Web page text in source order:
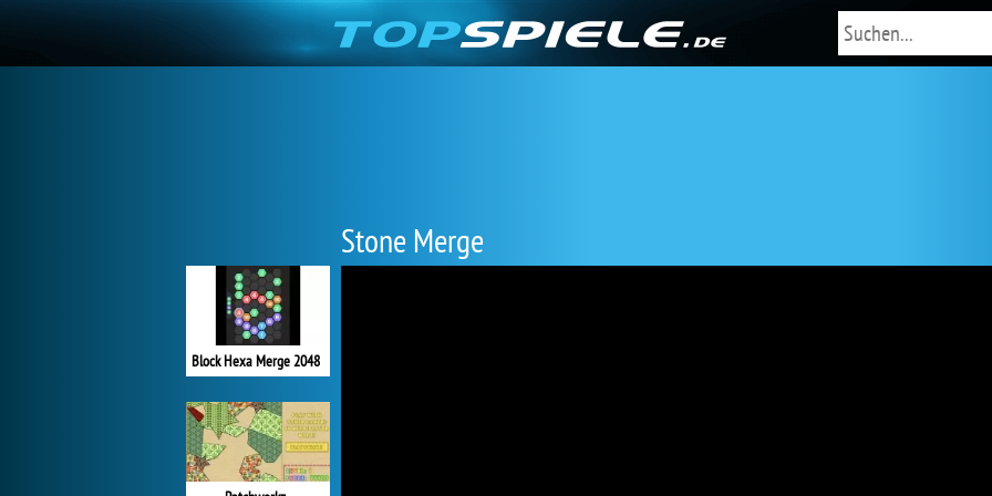
Stone Merge
Block Hexa Merge 2048